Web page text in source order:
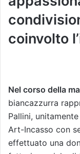
coinvolto
Nel corso della
biancazzurra
Pallini,
Art-Incasso con
effettuato una